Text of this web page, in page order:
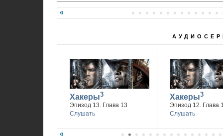
Хакеры3
Эпизод 13. Глава 13
Слушать
Хакеры3
Эпизод 12. Глава
Слушать